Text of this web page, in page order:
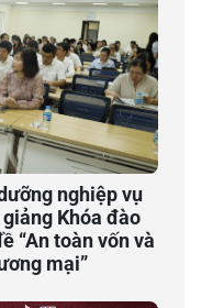
nghiệp vụ
Khóa đào
“An toàn vốn và
mại”